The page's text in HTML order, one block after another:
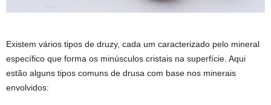
Existem vários tipos de druzy, cada um caracterizado pelo mineral
específico que forma os minúsculos cristais na superfície. Aqui
estão alguns tipos comuns de drusa com base nos minerais
envolvidos: